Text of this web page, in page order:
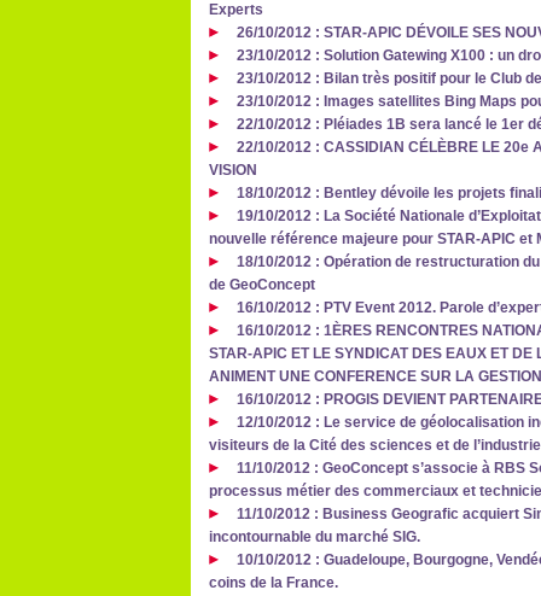
Experts
26/10/2012 : STAR-APIC DÉVOILE SES
23/10/2012 : Solution Gatewing X100 : un
23/10/2012 : Bilan très positif pour le Club
23/10/2012 : Images satellites Bing Maps
22/10/2012 : Pléiades 1B sera lancé le 1er
22/10/2012 : CASSIDIAN CÉLÈBRE LE 20e
VISION
18/10/2012 : Bentley dévoile les projets
19/10/2012 : La Société Nationale
nouvelle référence majeure pour STAR-APIC et
18/10/2012 : Opération de restructuration
de GeoConcept
16/10/2012 : PTV Event 2012. Parole
16/10/2012 : 1ÈRES RENCONTRES
STAR-APIC ET LE SYNDICAT DES EAUX ET
ANIMENT UNE CONFERENCE SUR LA
16/10/2012 : PROGIS DEVIENT
12/10/2012 : Le service de géolocalisation
visiteurs de la Cité des sciences et de
11/10/2012 : GeoConcept s’associe à RBS
processus métier des commerciaux et
11/10/2012 : Business Geografic acquiert
incontournable du marché SIG.
10/10/2012 : Guadeloupe, Bourgogne,
coins de la France.